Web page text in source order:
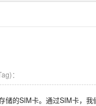
：
储的SIM卡。通过SIM卡，